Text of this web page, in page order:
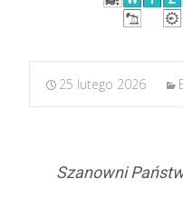
25 lutego 2026
Szanowni